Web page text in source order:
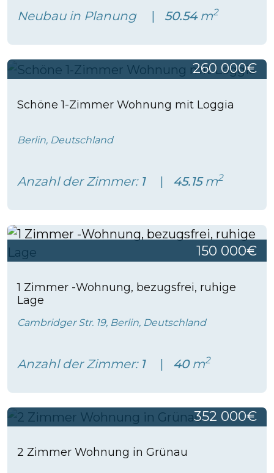
Neubau in Planung 50.54m2
260 000€
Schöne 1-Zimmer Wohnung mit Loggia
Berlin, Deutschland
Anzahl der Zimmer: 1 45.15m2
150 000€
1 Zimmer -Wohnung, bezugsfrei, ruhige
Lage
Cambridger Str. 19, Berlin, Deutschland
Anzahl der Zimmer: 1 40m2
352 000€
2 Zimmer Wohnung in Grünau